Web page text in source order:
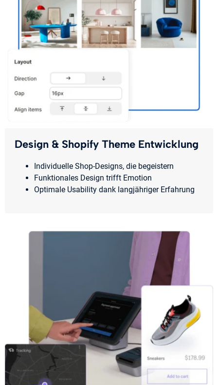
Design & Shopify Theme Entwicklung
Individuelle Shop-Designs, die begeistern
Funktionales Design trifft Emotion
Optimale Usability dank langjähriger Erfahrung